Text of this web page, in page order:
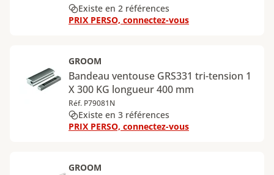
Existe en 2 références
PRIX PERSO, connectez-vous
GROOM
Bandeau ventouse GRS331 tri-tension 1
X 300 KG longueur 400 mm
Réf. P79081N
Existe en 3 références
PRIX PERSO, connectez-vous
GROOM